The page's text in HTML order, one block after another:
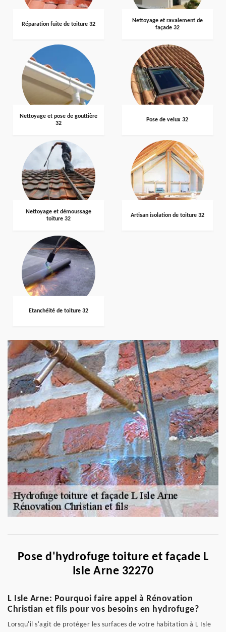
Réparation fuite de toiture 32
Nettoyage et ravalement de
façade 32
Nettoyage et pose de gouttière
32
Pose de velux 32
Nettoyage et démoussage
toiture 32
Artisan isolation de toiture 32
Etanchéité de toiture 32
Pose d'hydrofuge toiture et façade L
Isle Arne 32270
L Isle Arne: Pourquoi faire appel à Rénovation
Christian et fils pour vos besoins en hydrofuge?
Lorsqu'il s'agit de protéger les surfaces de votre habitation à L Isle